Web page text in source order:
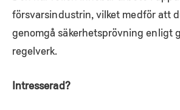
försvarsindustrin, vilket medför att
genomgå säkerhetsprövning enligt
regelverk.
Intresserad?